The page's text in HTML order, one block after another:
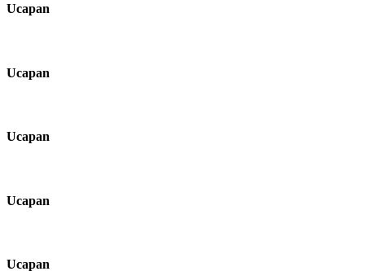
Ucapan
Ucapan
Ucapan
Ucapan
Ucapan